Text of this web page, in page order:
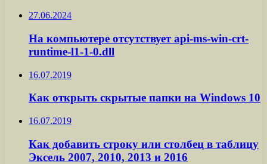
27.06.2024
На компьютере отсутствует api-ms-win-crt-
runtime-l1-1-0.dll
16.07.2019
Как открыть скрытые папки на Windows 10
16.07.2019
Как добавить строку или столбец в таблицу
Эксель 2007, 2010, 2013 и 2016